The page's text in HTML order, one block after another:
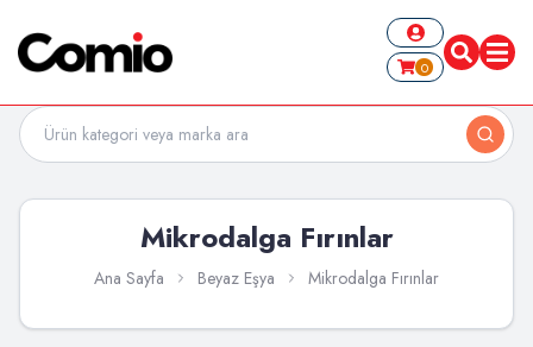
0
Mikrodalga Fırınlar
Ana Sayfa Beyaz Eşya Mikrodalga Fırınlar